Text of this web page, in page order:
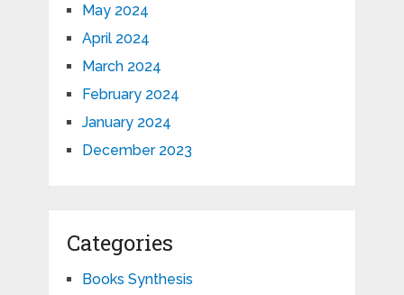
May 2024
April 2024
March 2024
February 2024
January 2024
December 2023
Categories
Books Synthesis